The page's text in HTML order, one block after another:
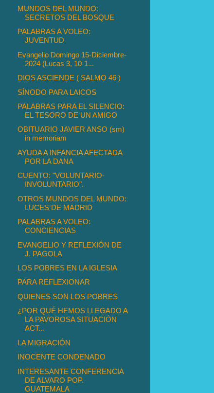
MUNDOS DEL MUNDO:
SECRETOS DEL BOSQUE
PALABRAS A VOLEO:
JUVENTUD
Evangelio Domingo 15-Diciembre-
2024 (Lucas 3, 10-1...
DIOS ASCIENDE ( SALMO 46 )
SÍNODO PARA LAICOS
PALABRAS PARA EL SILENCIO:
EL TESORO DE UN AMIGO
OBITUARIO JAVIER ANSO (sm)
in memoriam
AYUDA A INFANCIA AFECTADA
POR LA DANA
CUENTO: "VOLUNTARIO-
INVOLUNTARIO".
OTROS MUNDOS DEL MUNDO:
LUCES DE MADRID
PALABRAS A VOLEO:
CONCIENCIAS
EVANGELIO Y REFLEXIÓN DE
J. PAGOLA
LOS POBRES EN LA IGLESIA
PARA REFLEXIONAR
QUIENES SON LOS POBRES
¿POR QUÉ HEMOS LLEGADO A
LA PAVOROSA SITUACIÓN
ACT...
LA MIGRACIÓN
INOCENTE CONDENADO
INTERESANTE CONFERENCIA
DE ALVARO POP.
GUATEMALA